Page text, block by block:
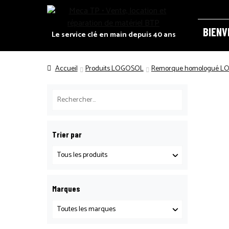
Le service clé en main depuis 40 ans
ACCUEIL
Accueil Produits LOGOSOL Remorque homologué
Trier par
Marques
Panneau de gestion des cookies